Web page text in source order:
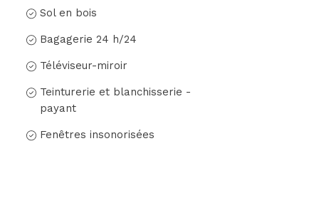
Sol en bois
Bagagerie 24 h/24
Téléviseur-miroir
Teinturerie et blanchisserie -
payant
Fenêtres insonorisées